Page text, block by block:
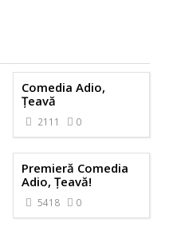
Comedia Adio,
Țeavă
2111 0
Premieră Comedia
Adio, Țeavă!
5418 0